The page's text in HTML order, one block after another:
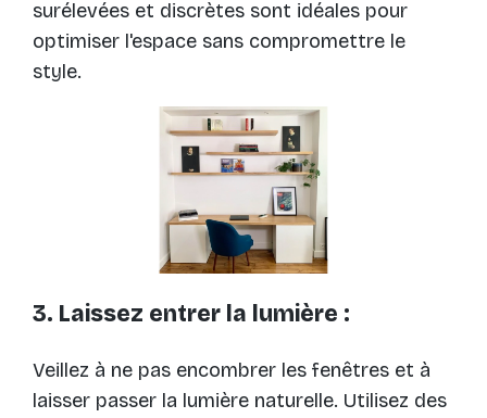
surélevées et discrètes sont idéales pour
optimiser l'espace sans compromettre le
style.
3. Laissez entrer la lumière :
Veillez à ne pas encombrer les fenêtres et à
laisser passer la lumière naturelle. Utilisez des